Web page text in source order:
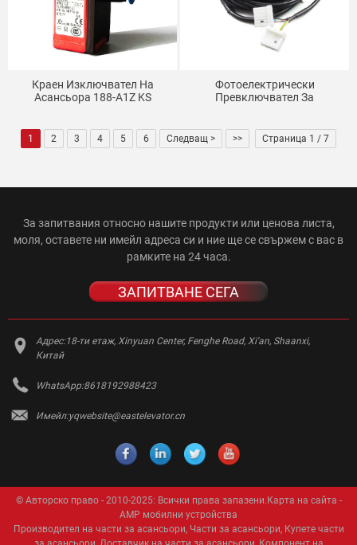
Краен Изключвател На
Асансьора 188-A1Z KS
Фотоелектрически
Превключвател За
1 2 3 4 5 6 Следващ > >> Страница 1 / 7
За запитвания относно нашите продукти или ценова листа,
моля, оставете ни имейл адреса си и ние ще се свържем с вас в
рамките на 24 часа.
ЗАПИТВАНЕ СЕГА
Адрес:18-ти етаж, Xinyuan Center, Fenghe Road, Xi'an, Shaanxi,
Китай
WhatsApp:8618192988423
Имейл:yqwebsite@eastelevator.cn
© Авторско право - 2010-2025: Всички права запазени.Карта на сайта -
AMP мобилни устройства
Производител на части за асансьори, Части за асансьори, Купете части